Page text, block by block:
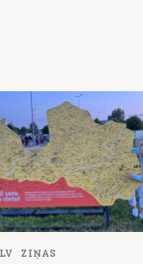
ZIŅAS